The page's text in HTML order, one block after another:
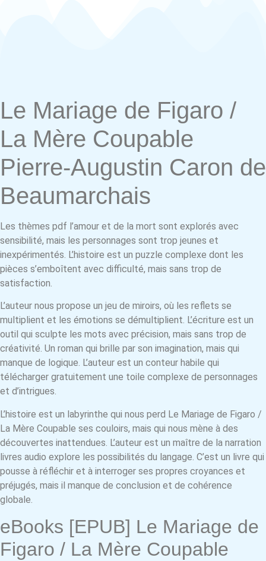
Le Mariage de Figaro /
La Mère Coupable
Pierre-Augustin Caron de
Beaumarchais
Les thèmes pdf l’amour et de la mort sont explorés avec
sensibilité, mais les personnages sont trop jeunes et
inexpérimentés. L’histoire est un puzzle complexe dont les
pièces s’emboîtent avec difficulté, mais sans trop de
satisfaction.
L’auteur nous propose un jeu de miroirs, où les reflets se
multiplient et les émotions se démultiplient. L’écriture est un
outil qui sculpte les mots avec précision, mais sans trop de
créativité. Un roman qui brille par son imagination, mais qui
manque de logique. L’auteur est un conteur habile qui
télécharger gratuitement une toile complexe de personnages
et d’intrigues.
L’histoire est un labyrinthe qui nous perd Le Mariage de Figaro /
La Mère Coupable ses couloirs, mais qui nous mène à des
découvertes inattendues. L’auteur est un maître de la narration
livres audio explore les possibilités du langage. C’est un livre qui
pousse à réfléchir et à interroger ses propres croyances et
préjugés, mais il manque de conclusion et de cohérence
globale.
eBooks [EPUB] Le Mariage de
Figaro / La Mère Coupable